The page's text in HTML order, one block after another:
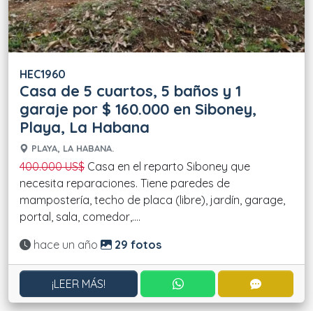
HEC1960
Casa de 5 cuartos, 5 baños y 1
garaje por $ 160.000 en Siboney,
Playa, La Habana
PLAYA, LA HABANA.
400.000 US$ Casa en el reparto Siboney que
necesita reparaciones. Tiene paredes de
mampostería, techo de placa (libre), jardín, garage,
portal, sala, comedor,....
Actualizado:
hace un año 29 fotos
¡LEER MÁS! CONTACTAR POR